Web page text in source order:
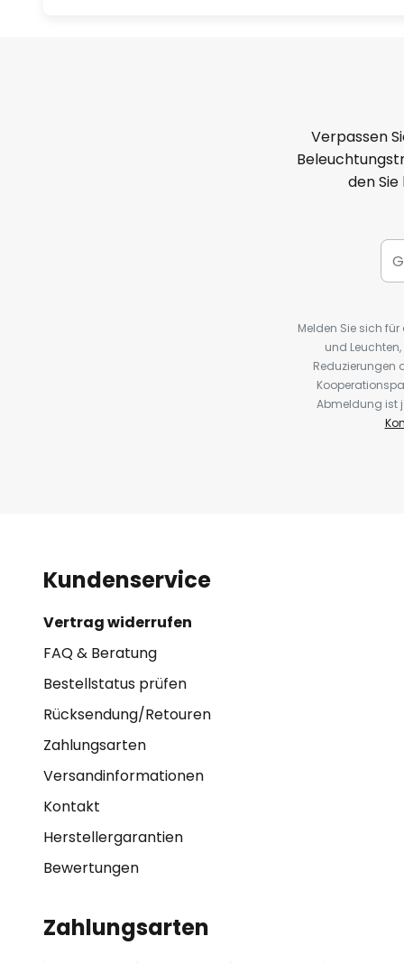
Verpassen
den
Melden Sie sich
und
Reduzierungen
Abmeldung ist
Kundenservice
Vertrag widerrufen
FAQ & Beratung
Bestellstatus prüfen
Rücksendung/Retouren
Zahlungsarten
Versandinformationen
Kontakt
Herstellergarantien
Bewertungen
Zahlungsarten